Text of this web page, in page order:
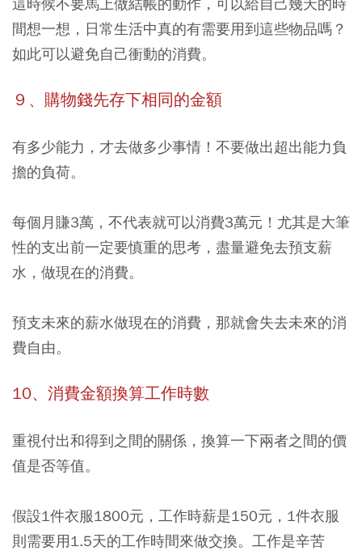
間想一想，日常生活中真的有需要用到這些物品嗎？
如此可以避免自己衝動的消費。
９、購物錢先存下相同的金額
有多少能力，才去做多少事情！不要做出超出能力負
擔的負荷。
每個月賺3萬，不代表就可以消費3萬元！尤其是大筆
性的支出前一定要慎重的思考，盡量避免去預支薪
水，做現在的消費。
預支未來的薪水做現在的消費，那就會失去未來的消
費自由。
10、消費金額換算工作時數
重視付出和得到之間的關係，換算一下兩者之間的價
值是否等值。
假設1件衣服1800元，工作時薪是150元，1件衣服
則需要用1.5天的工作時間來做交換。工作是辛苦